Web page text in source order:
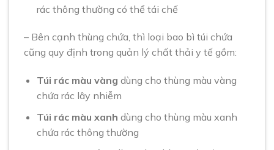
rác thông thường có thể tái chế
– Bên cạnh thùng chứa, thì loại bao bì túi chứa
cũng quy định trong quản lý chất thải y tế gồm:
Túi rác màu vàng dùng cho thùng màu vàng
chứa rác lây nhiễm
Túi rác màu xanh dùng cho thùng màu xanh
chứa rác thông thường